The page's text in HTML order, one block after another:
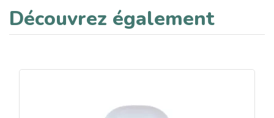
Découvrez également